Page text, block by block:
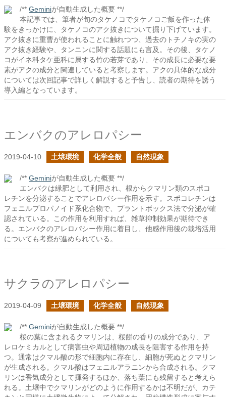
/** Geminiが自動生成した概要 **/
本記事では、筆者が旬のタケノコでタケノコご飯を作った体
験をきっかけに、タケノコのアク抜きについて掘り下げています。
アク抜きに重曹が使われることに触れつつ、過去のトチノキの実の
アク抜き経験や、タンニンに関する話題にも言及。その後、タケノ
コがイネ科タケ亜科に属する竹の若芽であり、その成長に必要な要
素がアクの成分と関連していると考察します。アクの具体的な成分
については次回記事で詳しく解説すると予告し、読者の期待を誘う
導入編となっています。
エンバクのアレロパシー
2019-04-10 土壌環境 化学全般 自然現象
/** Geminiが自動生成した概要 **/
エンバクは緑肥として利用され、根からクマリン類のスポコ
レチンを分泌することでアレロパシー作用を示す。スポコレチンは
フェニルプロパノイド系化合物で、プラントボックス法で分泌が確
認されている。この作用を利用すれば、雑草抑制効果が期待でき
る。エンバクのアレロパシー作用に着目し、他感作用後の栽培活用
についても考察が進められている。
サクラのアレロパシー
2019-04-09 土壌環境 化学全般 自然現象
/** Geminiが自動生成した概要 **/
桜の葉に含まれるクマリンは、桜餅の香りの成分であり、ア
レロケミカルとして病害虫や周辺植物の成長を阻害する作用を持
つ。通常はクマル酸の形で細胞内に存在し、細胞が死ぬとクマリン
が生成される。クマル酸はフェニルアラニンから合成される。クマ
リンは香気成分として揮発するほか、落ち葉にも残留すると考えら
れる。土壌中でクマリンがどのように作用するかは不明だが、カテ